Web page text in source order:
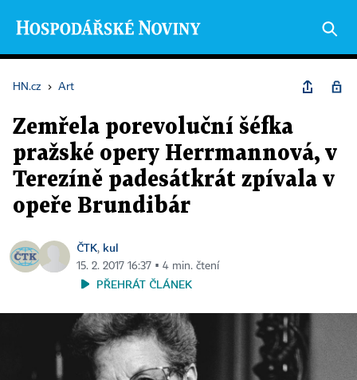
HN.cz › Art
Zemřela porevoluční šéfka
pražské opery Herrmannová, v
Terezíně padesátkrát zpívala v
opeře Brundibár
ČTK, kul
15. 2. 2017 16:37 ▪ 4 min. čtení
PŘEHRÁT ČLÁNEK